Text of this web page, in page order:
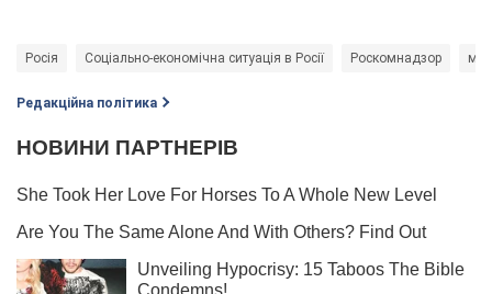
Росія Соціально-економічна ситуація в Росії Роскомнадзор
Редакційна політика